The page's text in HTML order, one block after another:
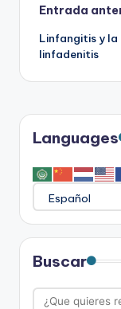
de
Entrada
Linfangitis y la
linfadenitis
Languages
Buscar